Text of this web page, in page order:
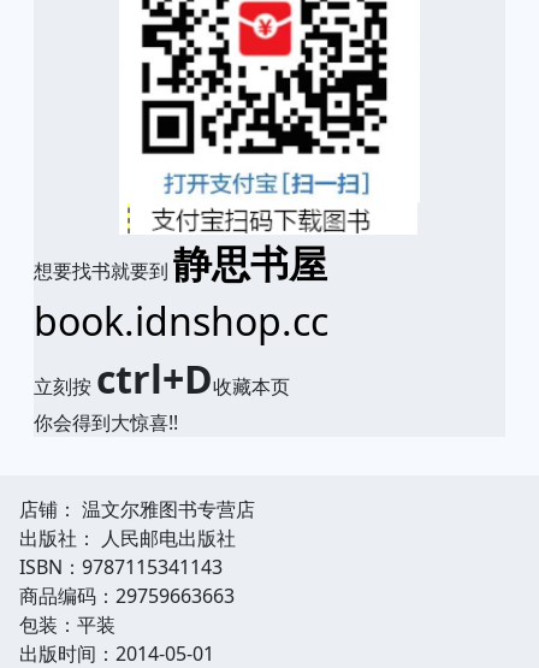
想要找书就要到 静思书屋
book.idnshop.cc
立刻按 ctrl+D收藏本页
你会得到大惊喜!!
店铺： 温文尔雅图书专营店
出版社： 人民邮电出版社
ISBN：9787115341143
商品编码：29759663663
包装：平装
出版时间：2014-05-01